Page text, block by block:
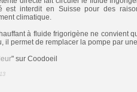
est interdit en Suisse pour des
climatique.
à fluide frigorigène ne convient
il permet de remplacer la pompe par
" sur Coodoeil